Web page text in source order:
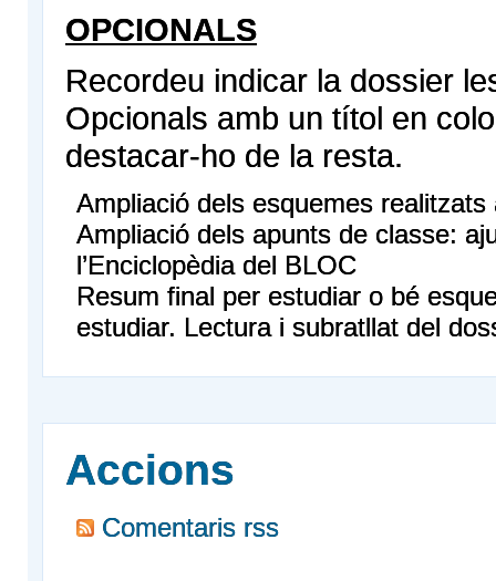
OPCIONALS
Recordeu indicar la dossier
Opcionals amb un títol en
destacar-ho de la resta.
Ampliació dels esquemes realitzats
Ampliació dels apunts de classe:
l’Enciclopèdia del BLOC
Resum final per estudiar o bé
estudiar. Lectura i subratllat del
Accions
Comentaris rss